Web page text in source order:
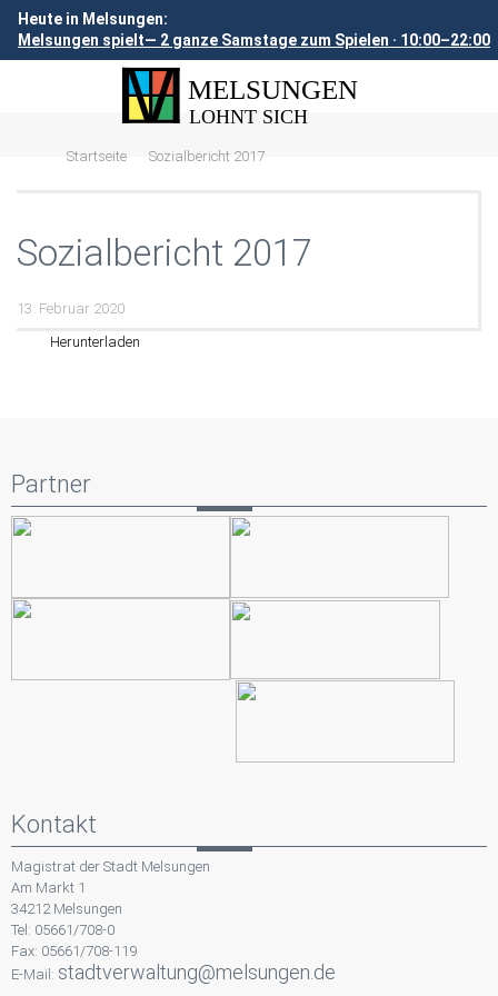
Heute in Melsungen:
Melsungen spielt— 2 ganze Samstage zum Spielen · 10:00–22:00
Startseite Sozialbericht 2017
Sozialbericht 2017
13. Februar 2020
Herunterladen
Partner
Kontakt
Magistrat der Stadt Melsungen
Am Markt 1
34212 Melsungen
Tel: 05661/708-0
Fax: 05661/708-119
E-Mail: stadtverwaltung@melsungen.de